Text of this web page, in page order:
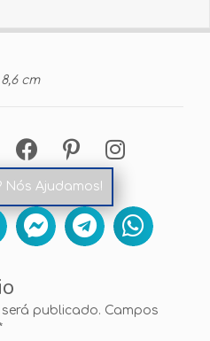
8,6 cm
Nós Ajudamos!
publicado. Campos